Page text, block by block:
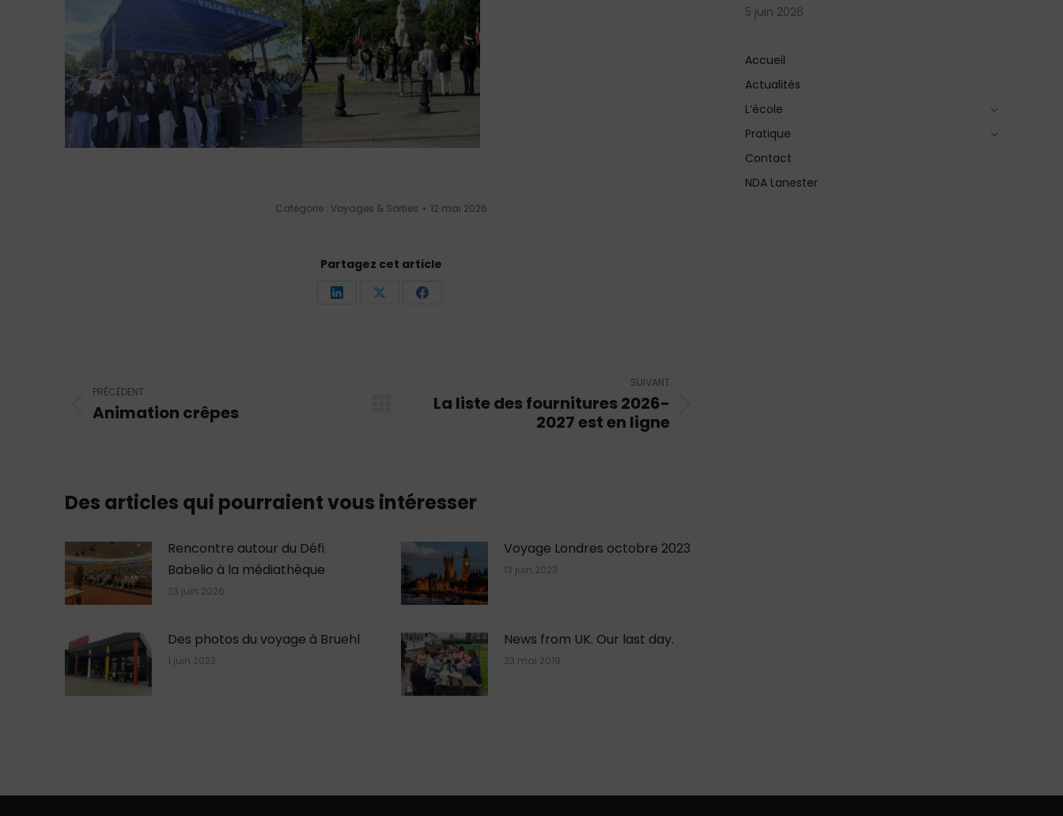
Catégorie : Voyages & Sorties 12 mai 2026
Partagez cet article
PartagerPartagerPartager
article
PRÉCÉDENT
Article
Animation crêpes
SUIVANT
Article
La liste des fournitures 2026-
2027 est en ligne
Des articles qui pourraient vous intéresser
Rencontre autour du Défi
Babelio à la médiathèque
23 juin 2026
Voyage Londres octobre 2023
13 juin 2023
Des photos du voyage à Bruehl
1 juin 2023
News from UK. Our last day.
23 mai 2019
5 juin 2026
Accueil
Actualités
L’école
Pratique
Contact
NDA Lanester